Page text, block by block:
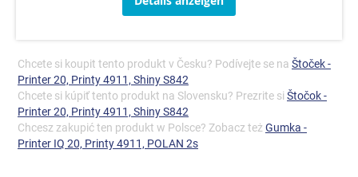
Chcete si koupit tento produkt v Česku? Podívejte se na Štoček -
Printer 20, Printy 4911, Shiny S842
Chcete si kúpiť tento produkt na Slovensku? Prezrite si Štočok -
Printer 20, Printy 4911, Shiny S842
Chcesz zakupić ten produkt w Polsce? Zobacz też Gumka -
Printer IQ 20, Printy 4911, POLAN 2s